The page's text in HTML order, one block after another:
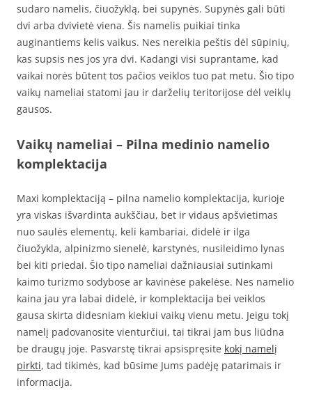
sudaro namelis, čiuožyklą, bei supynės. Supynės gali būti
dvi arba dvivietė viena. Šis namelis puikiai tinka
auginantiems kelis vaikus. Nes nereikia peštis dėl sūpinių,
kas supsis nes jos yra dvi. Kadangi visi suprantame, kad
vaikai norės būtent tos pačios veiklos tuo pat metu. Šio tipo
vaikų nameliai statomi jau ir darželių teritorijose dėl veiklų
gausos.
Vaikų nameliai – Pilna medinio namelio
komplektacija
Maxi komplektaciją – pilna namelio komplektacija, kurioje
yra viskas išvardinta aukščiau, bet ir vidaus apšvietimas
nuo saulės elementų, keli kambariai, didelė ir ilga
čiuožykla, alpinizmo sienelė, karstynės, nusileidimo lynas
bei kiti priedai. Šio tipo nameliai dažniausiai sutinkami
kaimo turizmo sodybose ar kavinėse pakelėse. Nes namelio
kaina jau yra labai didelė, ir komplektacija bei veiklos
gausa skirta didesniam kiekiui vaikų vienu metu. Jeigu tokį
namelį padovanosite vienturčiui, tai tikrai jam bus liūdna
be draugų joje. Pasvarstę tikrai apsispręsite kokį namelį
pirkti, tad tikimės, kad būsime Jums padėję patarimais ir
informacija.